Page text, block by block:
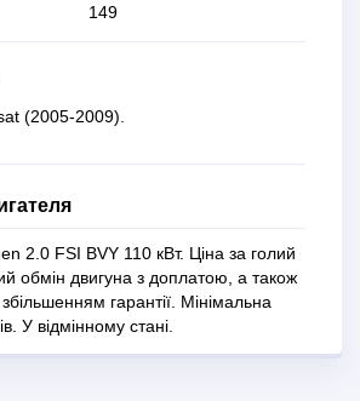
149
(2005-2009).
2.0 FSI BVY 110 кВт. Ціна за голий
обмін двигуна з доплатою, а також
гарантії. Мінімальна
У відмінному стані.